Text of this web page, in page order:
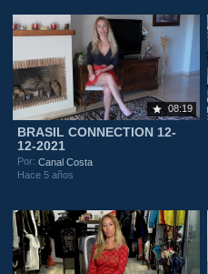
08:19
BRASIL CONNECTION 12-
12-2021
Por:Canal Costa
Hace 5 años